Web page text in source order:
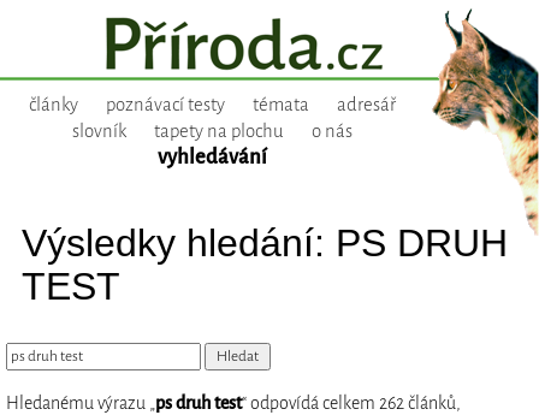
články poznávací testy témata
adresář
slovník
tapety na plochu o nás
vyhledávání
Výsledky hledání: PS DRUH
TEST
Hledanému výrazu „ps druh test“ odpovídá celkem 262 článků,